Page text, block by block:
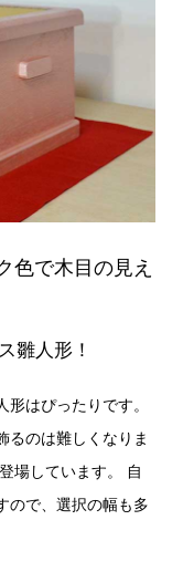
で木目の見え
雛人形！
はぴったりです。
るのは難しくなりま
場しています。 自
ので、選択の幅も多